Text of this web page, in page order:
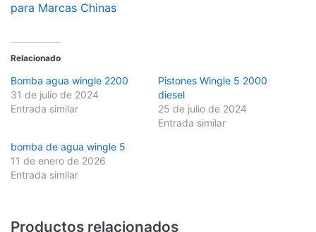
para Marcas Chinas
Relacionado
Bomba agua wingle 2200
31 de julio de 2024
Entrada similar
Pistones Wingle 5 2000
diesel
25 de julio de 2024
Entrada similar
bomba de agua wingle 5
11 de enero de 2026
Entrada similar
Productos relacionados